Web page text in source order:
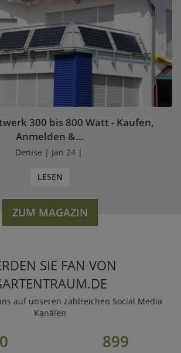
300 bis 800 Watt - Kaufen,
Anmelden &...
Denise | Jan 24 |
LESEN
ZUM MAGAZIN
SIE FAN VON
auf unseren zahlreichen Social Media
Kanälen
899